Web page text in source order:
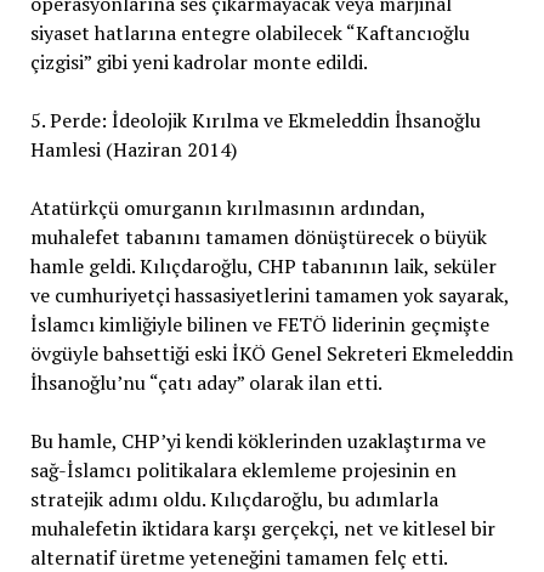
siyaset hatlarına entegre olabilecek “Kaftancıoğlu
çizgisi” gibi yeni kadrolar monte edildi.
5. Perde: İdeolojik Kırılma ve Ekmeleddin İhsanoğlu
Hamlesi (Haziran 2014)
Atatürkçü omurganın kırılmasının ardından,
muhalefet tabanını tamamen dönüştürecek o büyük
hamle geldi. Kılıçdaroğlu, CHP tabanının laik, seküler
ve cumhuriyetçi hassasiyetlerini tamamen yok sayarak,
İslamcı kimliğiyle bilinen ve FETÖ liderinin geçmişte
övgüyle bahsettiği eski İKÖ Genel Sekreteri Ekmeleddin
İhsanoğlu’nu “çatı aday” olarak ilan etti.
Bu hamle, CHP’yi kendi köklerinden uzaklaştırma ve
sağ-İslamcı politikalara eklemleme projesinin en
stratejik adımı oldu. Kılıçdaroğlu, bu adımlarla
muhalefetin iktidara karşı gerçekçi, net ve kitlesel bir
alternatif üretme yeteneğini tamamen felç etti.